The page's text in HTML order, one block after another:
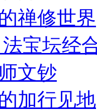
禅修世界
宝坛经
文钞
加行见地